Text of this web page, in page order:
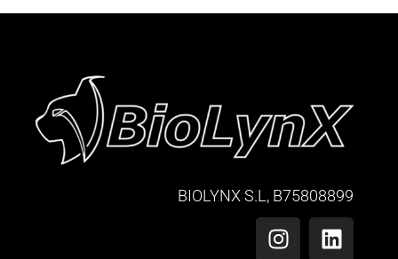
BIOLYNX S.L, B75808899